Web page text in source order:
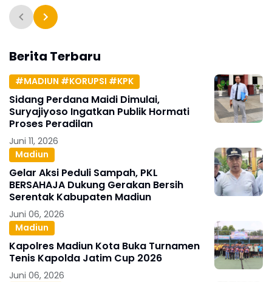
Berita Terbaru
#MADIUN #KORUPSI #KPK
Sidang Perdana Maidi Dimulai,
Suryajiyoso Ingatkan Publik Hormati
Proses Peradilan
Juni 11, 2026
Madiun
Gelar Aksi Peduli Sampah, PKL
BERSAHAJA Dukung Gerakan Bersih
Serentak Kabupaten Madiun
Juni 06, 2026
Madiun
Kapolres Madiun Kota Buka Turnamen
Tenis Kapolda Jatim Cup 2026
Juni 06, 2026